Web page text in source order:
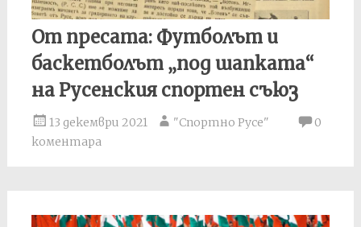
От пресата: Футболът и
баскетболът „под шапката“
на Русенския спортен съюз
13 декември 2021 "Спортно Русе"
0
коментара